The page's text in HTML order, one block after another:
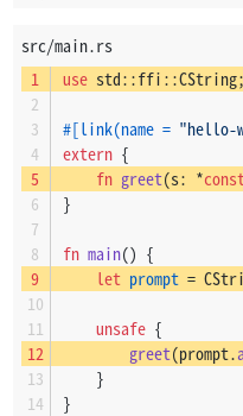
src/main.rs
use std::ffi::CString;
#[link(name = "hello-
extern {
fn greet(s: *
}
fn main() {
let prompt =
unsafe {
greet(prompt.
    }
}